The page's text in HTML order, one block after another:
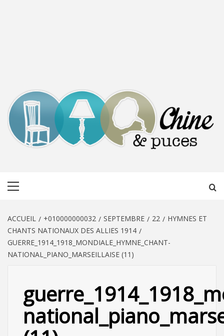
ACCUEIL +010000000032 SEPTEMBRE 22
HYMNES ET
CHANTS NATIONAUX DES ALLIES 1914
GUERRE_1914_1918_MONDIALE_HYMNE_CHANT-
NATIONAL_PIANO_MARSEILLAISE (11)